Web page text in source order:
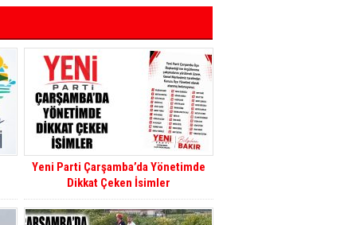
Yeni Parti Çarşamba’da Yönetimde
Dikkat Çeken İsimler